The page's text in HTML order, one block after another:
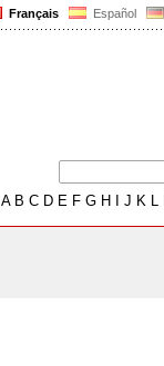
Français Español
AB C D E F G H J K L